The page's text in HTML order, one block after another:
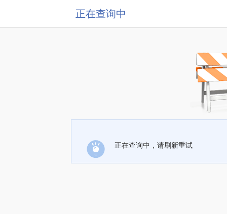
正在查询中
正在查询中，请刷新重试